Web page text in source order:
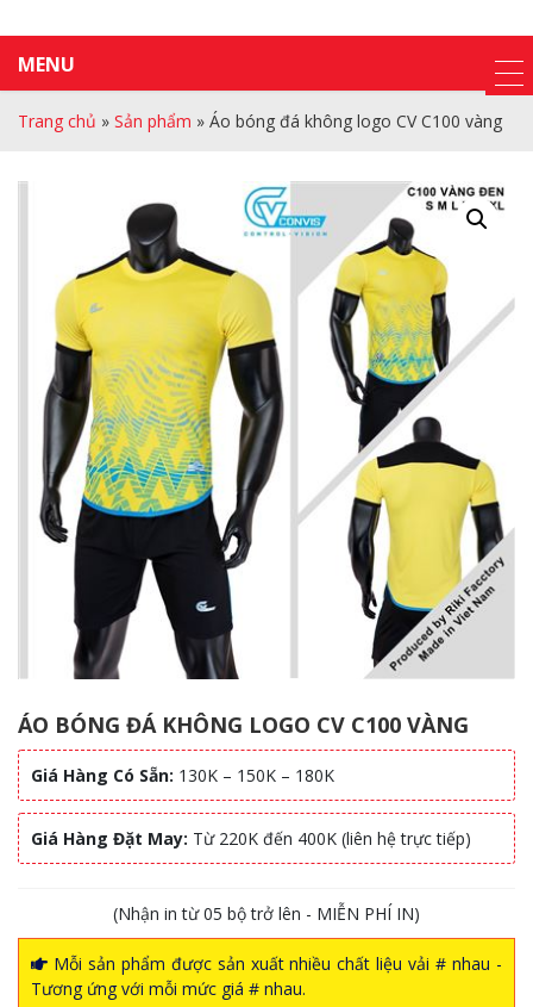
MENU
Trang chủ » Sản phẩm » Áo bóng đá không logo CV C100 vàng
ÁO BÓNG ĐÁ KHÔNG LOGO CV C100 VÀNG
Giá Hàng Có Sẵn: 130K – 150K – 180K
Giá Hàng Đặt May: Từ 220K đến 400K (liên hệ trực tiếp)
(Nhận in từ 05 bộ trở lên - MIỄN PHÍ IN)
Mỗi sản phẩm được sản xuất nhiều chất liệu vải # nhau -
Tương ứng với mỗi mức giá # nhau.